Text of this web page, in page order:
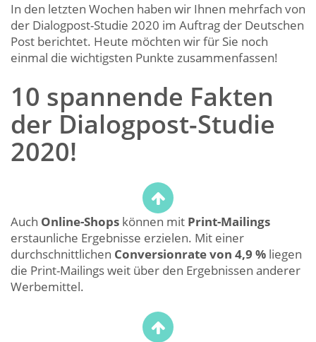
In den letzten Wochen haben wir Ihnen mehrfach von
der Dialogpost-Studie 2020 im Auftrag der Deutschen
Post berichtet. Heute möchten wir für Sie noch
einmal die wichtigsten Punkte zusammenfassen!
10 spannende Fakten
der Dialogpost-Studie
2020!
Auch Online-Shops können mit Print-Mailings
erstaunliche Ergebnisse erzielen. Mit einer
durchschnittlichen Conversionrate von 4,9 % liegen
die Print-Mailings weit über den Ergebnissen anderer
Werbemittel.